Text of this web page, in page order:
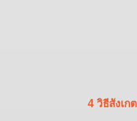
4 วิธีสังเก